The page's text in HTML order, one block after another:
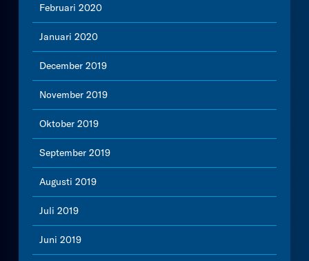
Februari 2020
Januari 2020
December 2019
November 2019
Oktober 2019
September 2019
Augusti 2019
Juli 2019
Juni 2019